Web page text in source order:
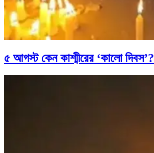
৫ আগস্ট কেন কাশ্মীরের ‘কালো দিবস’?